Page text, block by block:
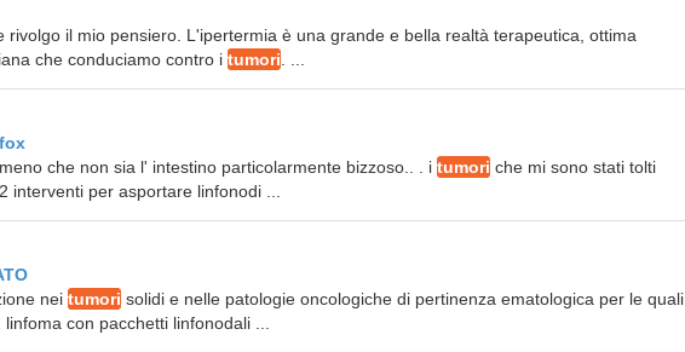
rivolgo il mio pensiero. L'ipertermia è una grande e bella realtà terapeutica, ottima
che conduciamo contro i tumori
che non sia l' intestino particolarmente bizzoso.. . i tumori che mi sono stati tolti
per asportare linfonodi ...
nei tumori solidi e nelle patologie oncologiche di pertinenza ematologica per le quali
con pacchetti linfonodali ...